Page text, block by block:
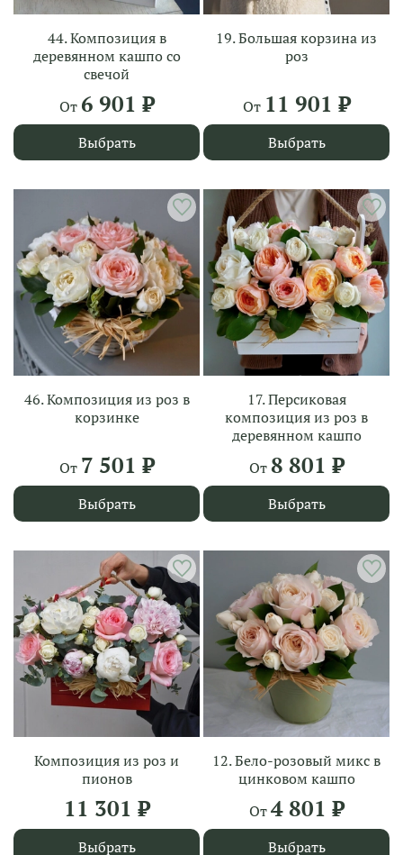
44. Композиция в
деревянном кашпо со
свечой
От 6 901 ₽
Выбрать
19. Большая корзина из
роз
От 11 901 ₽
Выбрать
46. Композиция из роз в
корзинке
От 7 501 ₽
Выбрать
17. Персиковая
композиция из роз в
деревянном кашпо
От 8 801 ₽
Выбрать
Композиция из роз и
пионов
11 301 ₽
Выбрать
12. Бело-розовый микс в
цинковом кашпо
От 4 801 ₽
Выбрать